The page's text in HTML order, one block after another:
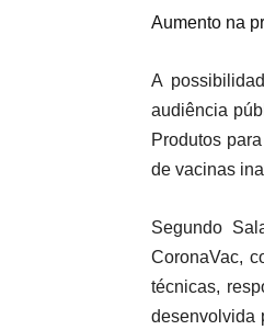
Aumento na
A
audiência
Produtos
de vacinas
Segundo
CoronaVac,
técnicas,
desenvolvida